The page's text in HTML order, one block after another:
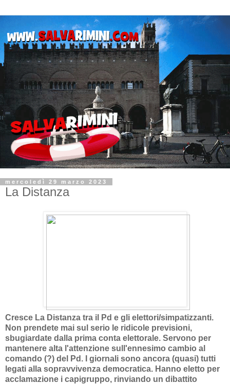
mercoledì 29 marzo 2023
La Distanza
Cresce La Distanza tra il Pd e gli elettori/simpatizzanti.
Non prendete mai sul serio le ridicole previsioni,
sbugiardate dalla prima conta elettorale. Servono per
mantenere alta l'attenzione sull'ennesimo cambio al
comando (?) del Pd. I giornali sono ancora (quasi) tutti
legati alla sopravvivenza democratica. Hanno eletto per
acclamazione i capigruppo, rinviando un dibattito